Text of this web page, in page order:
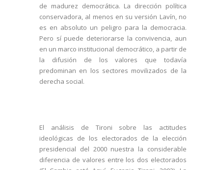
de madurez democrática. La dirección política
conservadora, al menos en su versión Lavín, no
es en absoluto un peligro para la democracia.
Pero sí puede deteriorarse la convivencia, aun
en un marco institucional democrático, a partir de
la difusión de los valores que todavía
predominan en los sectores movilizados de la
derecha social.
El análisis de Tironi sobre las actitudes
ideológicas de los electorados de la elección
presidencial del 2000 nuestra la considerable
diferencia de valores entre los dos electorados